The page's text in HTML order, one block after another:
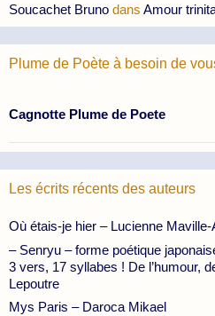
Soucachet Bruno dans Amour
Plume de Poète à besoin de
Cagnotte Plume de Poete
Les écrits récents des auteurs
Où étais-je hier – Lucienne Maville-
– Senryu – forme poétique
3 vers, 17 syllabes ! De l’humour,
Lepoutre
Mys Paris – Daroca Mikael